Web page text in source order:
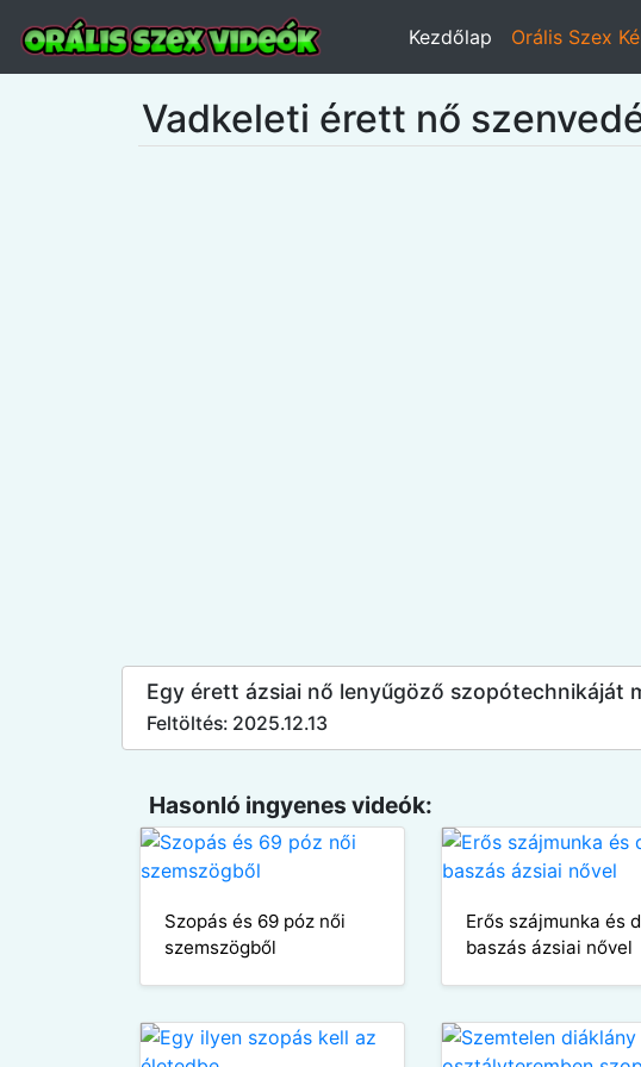
Kezdőlap Orális Szex
Vadkeleti érett nő
Egy érett ázsiai nő lenyűgöző szopótechnikáját
Feltöltés: 2025.12.13
Hasonló ingyenes videók:
Szopás és 69 póz női
szemszögből
Erős szájmunka és
baszás ázsiai nővel